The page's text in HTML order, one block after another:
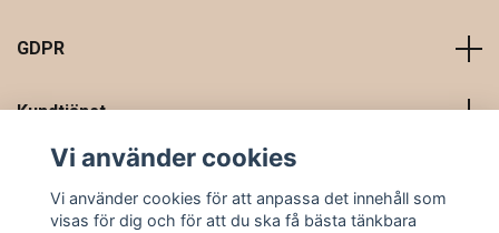
GDPR
Kundtjänst
Vi använder cookies
Vi använder cookies för att anpassa det innehåll som
visas för dig och för att du ska få bästa tänkbara